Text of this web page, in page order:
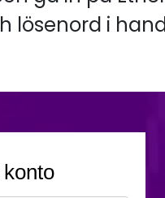
lösenord i